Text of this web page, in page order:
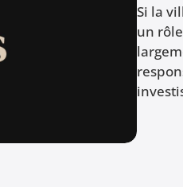
Si la
un